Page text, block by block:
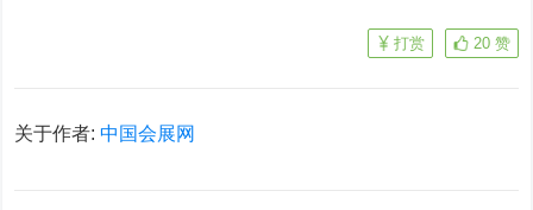
20 赞
打赏
关于作者:中国会展网